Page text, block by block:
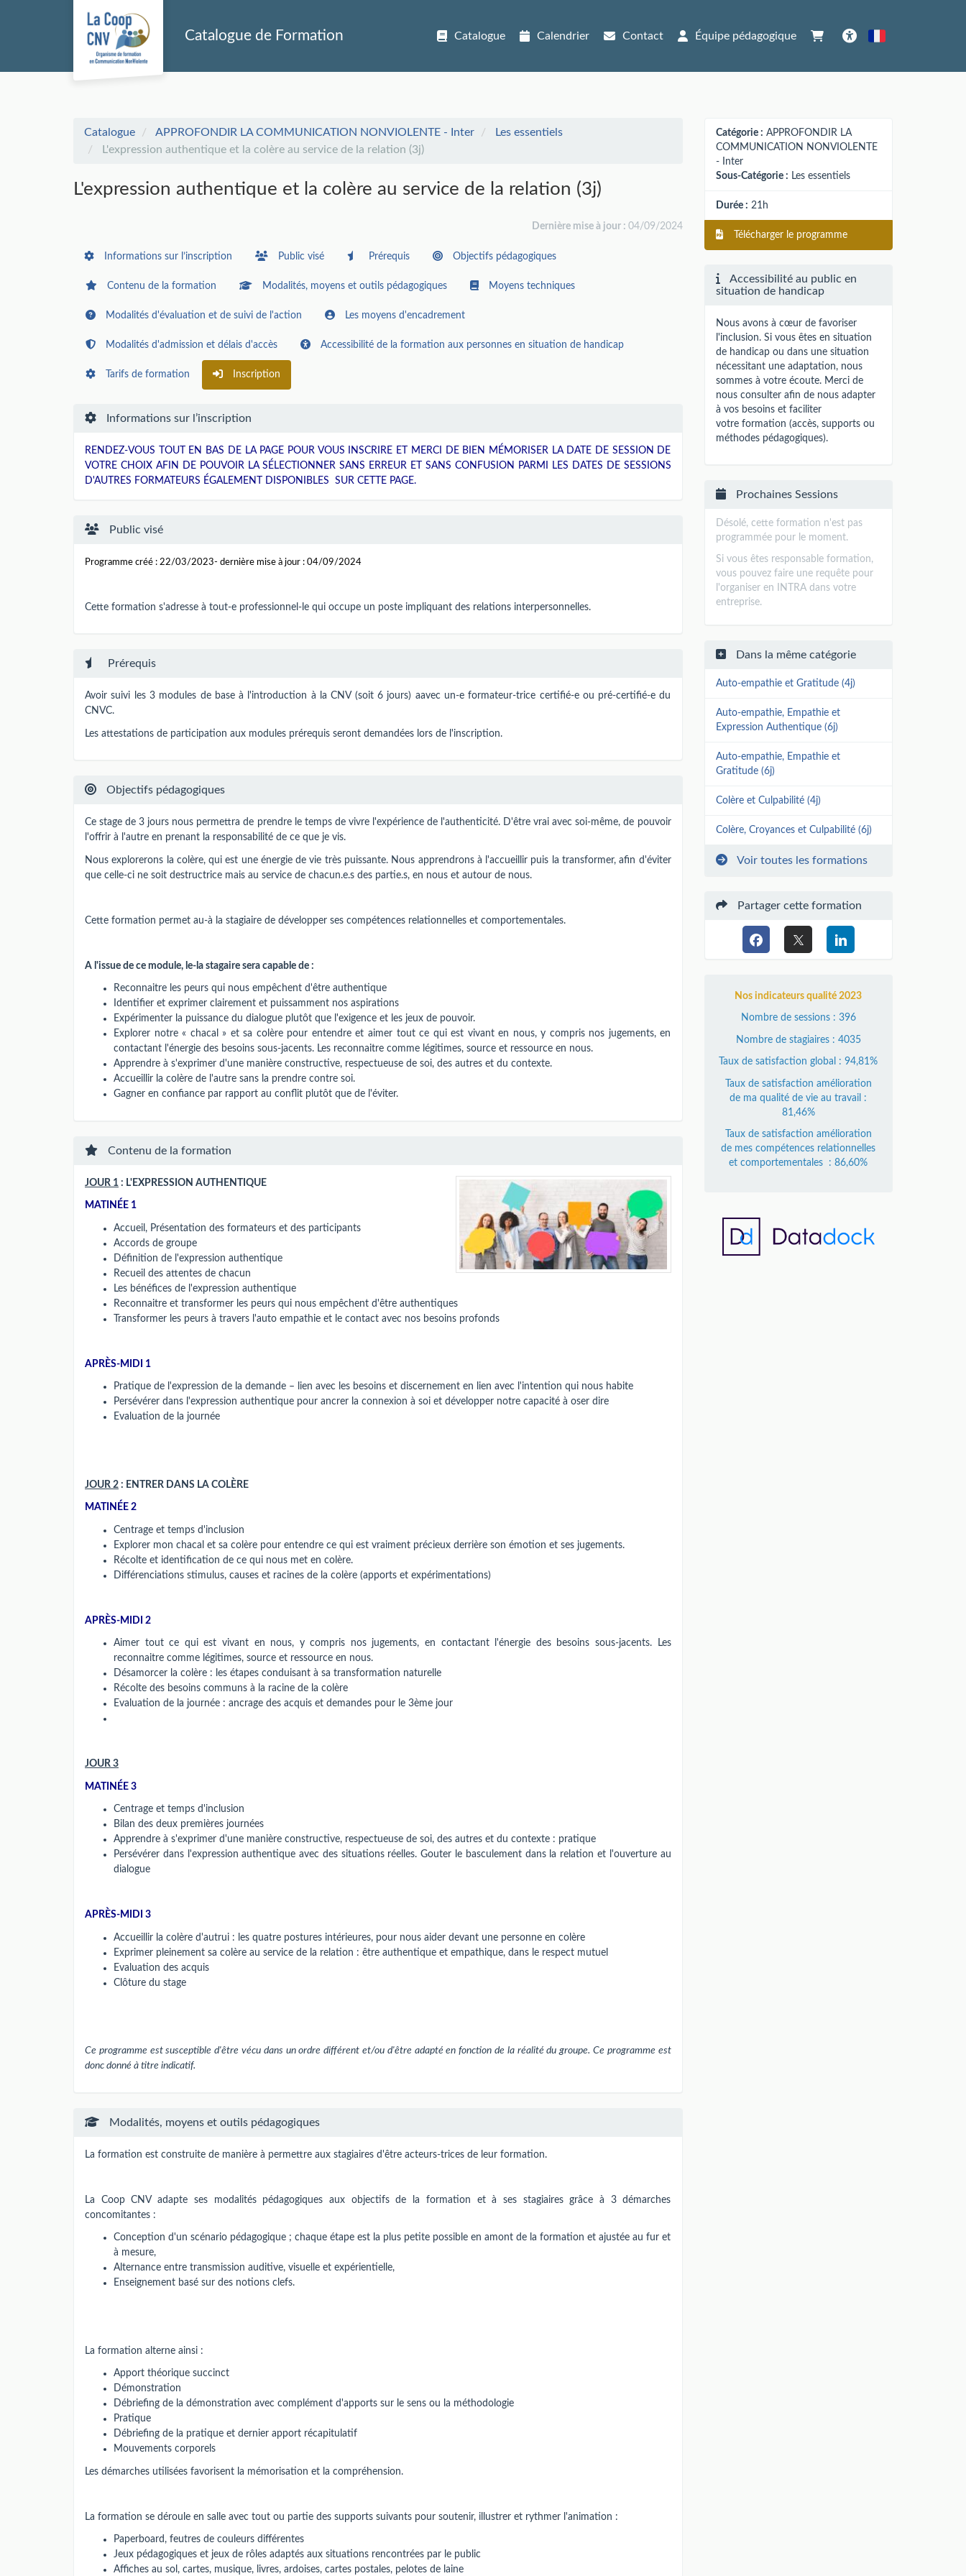
Aller au menu principal
Aller au contenu principal
Personnaliser l'interface
Catalogue de Formation Catalogue Calendrier Contact
Équipe pédagogique
Français
Catalogue APPROFONDIR LA COMMUNICATION NONVIOLENTE - Inter
Les essentiels
L'expression authentique et la colère au service de la relation (3j)
L'expression authentique et la colère au service de la relation (3j)
Dernière mise à jour : 04/09/2024
Informations sur l’inscription Public visé Prérequis Objectifs pédagogiques
Contenu de la formation Modalités, moyens et outils pédagogiques Moyens techniques
Modalités d'évaluation et de suivi de l'action Les moyens d'encadrement
Modalités d'admission et délais d'accès Accessibilité de la formation aux personnes en situation de handicap
Tarifs de formation Inscription
Informations sur l’inscription
RENDEZ-VOUS TOUT EN BAS DE LA PAGE POUR VOUS INSCRIRE ET MERCI DE BIEN MÉMORISER LA DATE DE SESSION DE
VOTRE CHOIX AFIN DE POUVOIR LA SÉLECTIONNER SANS ERREUR ET SANS CONFUSION PARMI LES DATES DE SESSIONS
D'AUTRES FORMATEURS ÉGALEMENT DISPONIBLES SUR CETTE PAGE.
Public visé
Programme créé : 22/03/2023- dernière mise à jour : 04/09/2024
Cette formation s'adresse à tout-e professionnel-le qui occupe un poste impliquant des relations interpersonnelles.
Prérequis
Avoir suivi les 3 modules de base à l'introduction à la CNV (soit 6 jours) aavec un-e formateur-trice certifié-e ou pré-certifié-e du
CNVC.
Les attestations de participation aux modules prérequis seront demandées lors de l'inscription.
Objectifs pédagogiques
Ce stage de 3 jours nous permettra de prendre le temps de vivre l'expérience de l'authenticité. D'être vrai avec soi-même, de pouvoir
l'offrir à l'autre en prenant la responsabilité de ce que je vis.
Nous explorerons la colère, qui est une énergie de vie très puissante. Nous apprendrons à l'accueillir puis la transformer, afin d'éviter
que celle-ci ne soit destructrice mais au service de chacun.e.s des partie.s, en nous et autour de nous.
Cette formation permet au-à la stagiaire de développer ses compétences relationnelles et comportementales.
A l'issue de ce module, le-la stagaire sera capable de :
Reconnaitre les peurs qui nous empêchent d'être authentique
Identifier et exprimer clairement et puissamment nos aspirations
Expérimenter la puissance du dialogue plutôt que l'exigence et les jeux de pouvoir.
Explorer notre « chacal » et sa colère pour entendre et aimer tout ce qui est vivant en nous, y compris nos jugements, en
contactant l'énergie des besoins sous-jacents. Les reconnaitre comme légitimes, source et ressource en nous.
Apprendre à s'exprimer d'une manière constructive, respectueuse de soi, des autres et du contexte.
Accueillir la colère de l'autre sans la prendre contre soi.
Gagner en confiance par rapport au conflit plutôt que de l'éviter.
Contenu de la formation
JOUR 1 : L'EXPRESSION AUTHENTIQUE
MATINÉE 1
Accueil, Présentation des formateurs et des participants
Accords de groupe
Définition de l'expression authentique
Recueil des attentes de chacun
Les bénéfices de l'expression authentique
Reconnaitre et transformer les peurs qui nous empêchent d'être authentiques
Transformer les peurs à travers l'auto empathie et le contact avec nos besoins profonds
APRÈS-MIDI 1
Pratique de l'expression de la demande – lien avec les besoins et discernement en lien avec l'intention qui nous habite
Persévérer dans l'expression authentique pour ancrer la connexion à soi et développer notre capacité à oser dire
Evaluation de la journée
JOUR 2 : ENTRER DANS LA COLÈRE
MATINÉE 2
Centrage et temps d'inclusion
Explorer mon chacal et sa colère pour entendre ce qui est vraiment précieux derrière son émotion et ses jugements.
Récolte et identification de ce qui nous met en colère.
Différenciations stimulus, causes et racines de la colère (apports et expérimentations)
APRÈS-MIDI 2
Aimer tout ce qui est vivant en nous, y compris nos jugements, en contactant l'énergie des besoins sous-jacents. Les
reconnaitre comme légitimes, source et ressource en nous.
Désamorcer la colère : les étapes conduisant à sa transformation naturelle
Récolte des besoins communs à la racine de la colère
Evaluation de la journée : ancrage des acquis et demandes pour le 3ème jour
JOUR 3
MATINÉE 3
Centrage et temps d'inclusion
Bilan des deux premières journées
Apprendre à s'exprimer d'une manière constructive, respectueuse de soi, des autres et du contexte : pratique
Persévérer dans l'expression authentique avec des situations réelles. Gouter le basculement dans la relation et l'ouverture au
dialogue
APRÈS-MIDI 3
Accueillir la colère d'autrui : les quatre postures intérieures, pour nous aider devant une personne en colère
Exprimer pleinement sa colère au service de la relation : être authentique et empathique, dans le respect mutuel
Evaluation des acquis
Clôture du stage
Ce programme est susceptible d'être vécu dans un ordre différent et/ou d'être adapté en fonction de la réalité du groupe. Ce programme est
donc donné à titre indicatif.
Modalités, moyens et outils pédagogiques
La formation est construite de manière à permettre aux stagiaires d'être acteurs-trices de leur formation.
La Coop CNV adapte ses modalités pédagogiques aux objectifs de la formation et à ses stagiaires grâce à 3 démarches
concomitantes :
Conception d'un scénario pédagogique ; chaque étape est la plus petite possible en amont de la formation et ajustée au fur et
à mesure,
Alternance entre transmission auditive, visuelle et expérientielle,
Enseignement basé sur des notions clefs.
La formation alterne ainsi :
Apport théorique succinct
Démonstration
Débriefing de la démonstration avec complément d'apports sur le sens ou la méthodologie
Pratique
Débriefing de la pratique et dernier apport récapitulatif
Mouvements corporels
Les démarches utilisées favorisent la mémorisation et la compréhension.
La formation se déroule en salle avec tout ou partie des supports suivants pour soutenir, illustrer et rythmer l'animation :
Paperboard, feutres de couleurs différentes
Jeux pédagogiques et jeux de rôles adaptés aux situations rencontrées par le public
Affiches au sol, cartes, musique, livres, ardoises, cartes postales, pelotes de laine
Catégorie : APPROFONDIR LA
COMMUNICATION NONVIOLENTE
- Inter
Sous-Catégorie : Les essentiels
Durée : 21h
Télécharger le programme
Accessibilité au public en
situation de handicap
Nous avons à cœur de favoriser
l'inclusion. Si vous êtes en situation
de handicap ou dans une situation
nécessitant une adaptation, nous
sommes à votre écoute. Merci de
nous consulter afin de nous adapter
à vos besoins et faciliter
votre formation (accès, supports ou
méthodes pédagogiques).
Prochaines Sessions
Désolé, cette formation n'est pas
programmée pour le moment.
Si vous êtes responsable formation,
vous pouvez faire une requête pour
l'organiser en INTRA dans votre
entreprise.
Dans la même catégorie
Auto-empathie et Gratitude (4j)
Auto-empathie, Empathie et
Expression Authentique (6j)
Auto-empathie, Empathie et
Gratitude (6j)
Colère et Culpabilité (4j)
Colère, Croyances et Culpabilité (6j)
Voir toutes les formations
Partager cette formation
Nos indicateurs qualité 2023
Nombre de sessions : 396
Nombre de stagiaires : 4035
Taux de satisfaction global : 94,81%
Taux de satisfaction amélioration
de ma qualité de vie au travail :
81,46%
Taux de satisfaction amélioration
de mes compétences relationnelles
et comportementales : 86,60%